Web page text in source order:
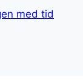
med tid